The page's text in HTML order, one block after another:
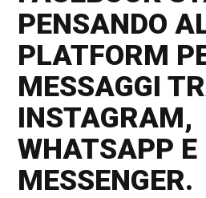
PENSANDO
PLATFORM
MESSAGGI
INSTAGRAM,
WHATSAPP E
MESSENGER.